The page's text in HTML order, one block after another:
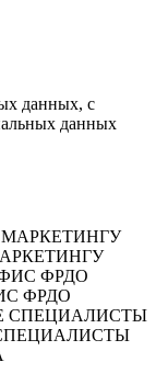
данных, с
данных
ФРДО